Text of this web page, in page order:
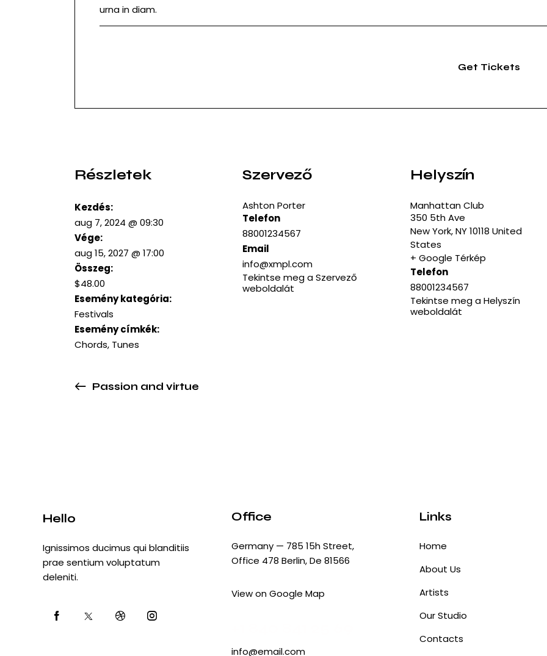
urna in diam.
i
Get Tickets
Részletek
Kezdés:
aug 7, 2024 @ 09:30
Vége:
aug 15, 2027 @ 17:00
Összeg:
$48.00
Esemény kategória:
Festivals
Esemény címkék:
Chords, Tunes
Szervező
Ashton Porter
Telefon
88001234567
Email
info@xmpl.com
Tekintse meg a Szervező
weboldalát
Helyszín
Manhattan Club
350 5th Ave
New York,NY10118 United
States
+ Google Térkép
Telefon
88001234567
Tekintse meg a Helyszín
weboldalát
Passion and virtue
Hello
Ignissimos ducimus qui blanditiis
prae sentium voluptatum
deleniti.
Office
Germany — 785 15h Street,
Office 478 Berlin, De 81566
View on Google Map
info@email.com
Links
Home
About Us
Artists
Our Studio
Contacts